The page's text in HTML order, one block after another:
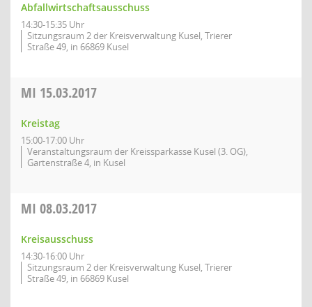
Abfallwirtschaftsausschuss
14:30-15:35 Uhr
Sitzungsraum 2 der Kreisverwaltung Kusel, Trierer
Straße 49, in 66869 Kusel
MI 15.03.2017
Kreistag
15:00-17:00 Uhr
Veranstaltungsraum der Kreissparkasse Kusel (3. OG),
Gartenstraße 4, in Kusel
MI 08.03.2017
Kreisausschuss
14:30-16:00 Uhr
Sitzungsraum 2 der Kreisverwaltung Kusel, Trierer
Straße 49, in 66869 Kusel